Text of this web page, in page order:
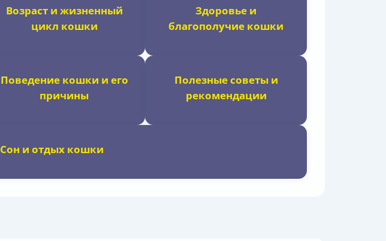
Возраст и жизненный
цикл кошки
Здоровье и
благополучие кошки
Поведение кошки и его
причины
Полезные советы и
рекомендации
Сон и отдых кошки